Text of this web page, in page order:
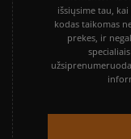
išsiųsime tau,
kodas taikomas
prekes, ir